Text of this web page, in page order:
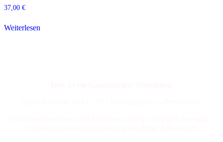
37,00 €
Weiterlesen